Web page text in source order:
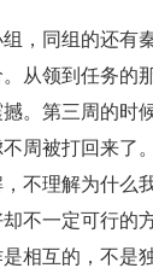
，同组的还有
从领到任务的
。第三周的时
周被打回来了
不理解为什么
不一定可行的
相互的，不是